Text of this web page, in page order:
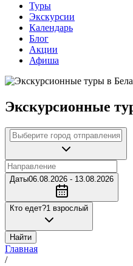
Туры
Экскурсии
Календарь
Блог
Акции
Афиша
Экскурсионные
Даты06.08.2026 - 13.08.2026
Кто едет?1 взрослый
Найти
Главная
/